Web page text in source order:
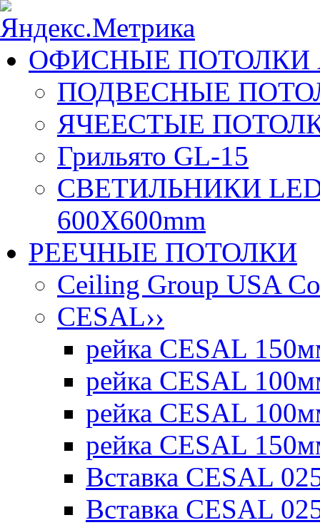
ОФИСНЫЕ ПОТОЛКИ
ПОДВЕСНЫЕ
ЯЧЕЕСТЫЕ
Грильято GL-15
СВЕТИЛЬНИКИ
600X600mm
РЕЕЧНЫЕ ПОТОЛКИ
Ceiling Group USA
CESAL››
рейка CESAL
рейка CESAL
рейка CESAL
рейка CESAL
Вставка CESAL
Вставка CESAL